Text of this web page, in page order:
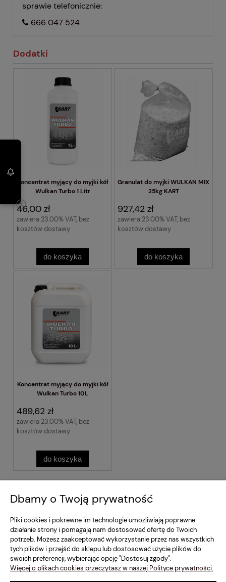
sprawie telefonicznie:
666 047 524
Dodatki
Koncentrat myjący do myjki kół
Wulkan Turbo 1 Litr
46,00 zł
zawiera 23.00% VAT, bez
kosztów dostawy
do koszyka
Granulat do myjki WULKAN MIX
25kg KART
927,42 zł
zawiera 23.00% VAT, bez
kosztów dostawy
do koszyka
Koncentrat myjący do myjki kół
Wulkan Turbo 10L
489,62 zł
zawiera 23.00% VAT, bez
kosztów dostawy
do koszyka
Dostawa i Płatność
Szybki Kontakt
Dbamy o Twoją prywatność
Pliki cookies i pokrewne im technologie umożliwiają poprawne
działanie strony i pomagają nam dostosować ofertę do Twoich
potrzeb. Możesz zaakceptować wykorzystanie przez nas wszystkich
tych plików i przejść do sklepu lub dostosować użycie plików do
swoich preferencji, wybierając opcję "Dostosuj zgody".
Więcej o plikach cookies przeczytasz w naszej Polityce prywatności.